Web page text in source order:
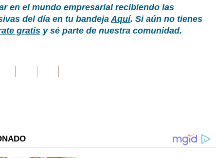
en el mundo empresarial recibiendo las
del día en tu bandejaAquí. Si aún no tienes
gratis y sé parte de nuestra comunidad.